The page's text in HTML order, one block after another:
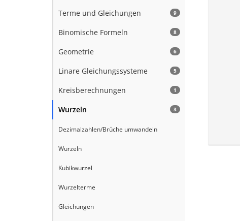
9
Terme und Gleichungen
8
Binomische Formeln
6
Geometrie
5
Linare Gleichungssysteme
1
Kreisberechnungen
3
Wurzeln
Dezimalzahlen/Brüche umwandeln
Wurzeln
Kubikwurzel
Wurzelterme
Gleichungen